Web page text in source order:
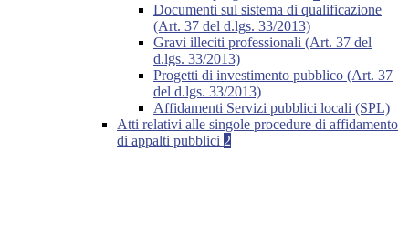
Documenti sul sistema di qualificazione
(Art. 37 del d.lgs. 33/2013)
Gravi illeciti professionali (Art. 37 del
d.lgs. 33/2013)
Progetti di investimento pubblico (Art. 37
del d.lgs. 33/2013)
Affidamenti Servizi pubblici locali (SPL)
Atti relativi alle singole procedure di affidamento
di appalti pubblici 2